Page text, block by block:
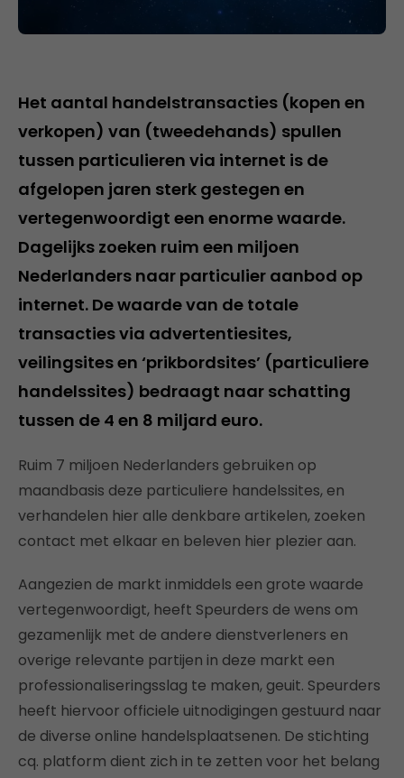
Het aantal handelstransacties (kopen en
verkopen) van (tweedehands) spullen
tussen particulieren via internet is de
afgelopen jaren sterk gestegen en
vertegenwoordigt een enorme waarde.
Dagelijks zoeken ruim een miljoen
Nederlanders naar particulier aanbod op
internet. De waarde van de totale
transacties via advertentiesites,
veilingsites en ‘prikbordsites’ (particuliere
handelssites) bedraagt naar schatting
tussen de 4 en 8 miljard euro.
Ruim 7 miljoen Nederlanders gebruiken op
maandbasis deze particuliere handelssites, en
verhandelen hier alle denkbare artikelen, zoeken
contact met elkaar en beleven hier plezier aan.
Aangezien de markt inmiddels een grote waarde
vertegenwoordigt, heeft Speurders de wens om
gezamenlijk met de andere dienstverleners en
overige relevante partijen in deze markt een
professionaliseringsslag te maken, geuit. Speurders
heeft hiervoor officiele uitnodigingen gestuurd naar
de diverse online handelsplaatsenen. De stichting
cq. platform dient zich in te zetten voor het belang